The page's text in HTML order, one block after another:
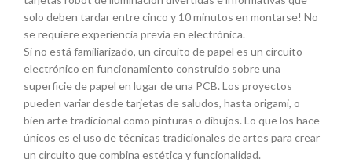
solo deben tardar entre cinco y 10 minutos en montarse! No
se requiere experiencia previa en electrónica.
Si no está familiarizado, un circuito de papel es un circuito
electrónico en funcionamiento construido sobre una
superficie de papel en lugar de una PCB. Los proyectos
pueden variar desde tarjetas de saludos, hasta origami, o
bien arte tradicional como pinturas o dibujos. Lo que los hace
únicos es el uso de técnicas tradicionales de artes para crear
un circuito que combina estética y funcionalidad.